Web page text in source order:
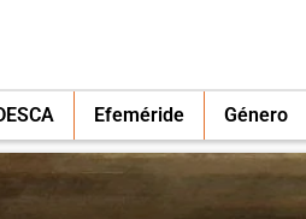
Efeméride Género